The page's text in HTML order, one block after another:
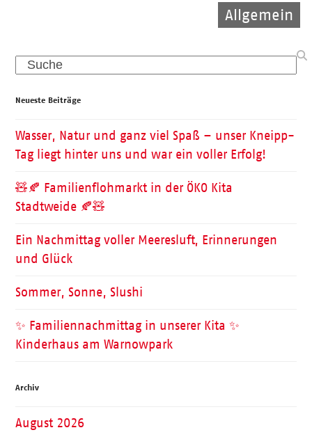
Pflege
Allgemein
Allgemein
Search
Neueste Beiträge
Wasser, Natur und ganz viel Spaß – unser Kneipp-
Tag liegt hinter uns und war ein voller Erfolg!
🧸🍂 Familienflohmarkt in der ÖKO Kita
Stadtweide 🍂🧸
Ein Nachmittag voller Meeresluft, Erinnerungen
und Glück
Sommer, Sonne, Slushi
✨ Familiennachmittag in unserer Kita ✨
Kinderhaus am Warnowpark
Archiv
August 2026